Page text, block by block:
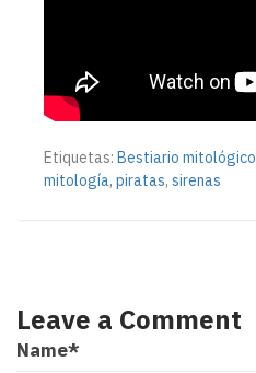
Etiquetas: Bestiario mitológico
mitología, piratas, sirenas
Leave a Comment
Name*